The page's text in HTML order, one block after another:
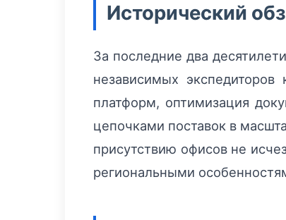
Исторический
За последние два
независимых
платформ, оптимизация
цепочками поставок в
присутствию офисов не
региональными